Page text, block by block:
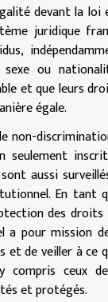
devant la
juridique
sexe ou
et que leurs
égale.
non-
seulement
aussi
En tant
des droits
a pour mission
et de veiller à ce
compris ceux
et protégés.